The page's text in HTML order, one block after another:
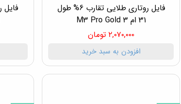
فایل روتاری طلایی تقارب 6% طول
31 ام 3 M3 Pro Gold
۲,۰۷۰,۰۰۰ تومان
افزودن به سبد خرید